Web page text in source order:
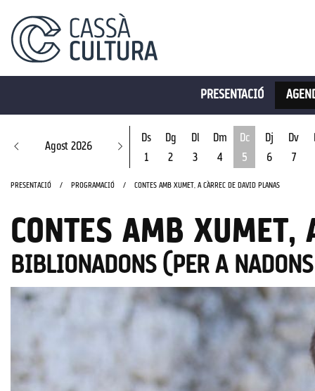
PRESENTACIÓ
Agost 2026
Ds
1
Dg
2
Dl
3
Dm
4
Dc
5
Dj
6
Dv
7
PRESENTACIÓ PROGRAMACIÓ CONTES AMB XUMET, A CÀRREC DE DAVID PLANAS
CONTES AMB XUMET,
BIBLIONADONS (PER A